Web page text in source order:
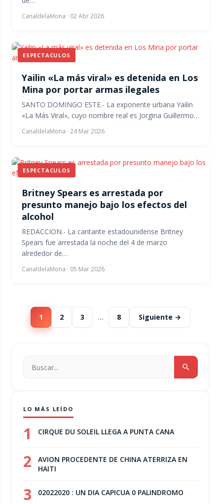
CanaldelaMona · 02 Abr 2026
ESPECTACULOS
Yailin «La más viral» es detenida en Los
Mina por portar armas ilegales
SANTO DOMINGO ESTE.- La exponente urbana Yailin
«La Más Viral», cuyo nombre real es Jorgina Guillermo…
CanaldelaMona · 24 Mar 2026
ESPECTACULOS
Britney Spears es arrestada por
presunto manejo bajo los efectos del
alcohol
REDACCION.- La cantante estadounidense Britney
Spears fue arrestada la noche del 4 de marzo
alrededor de…
CanaldelaMona · 05 Mar 2026
1 2 3 … 8 Siguiente →
LO MÁS LEÍDO
1 CIRQUE DU SOLEIL LLEGA A PUNTA CANA
2
AVION PROCEDENTE DE CHINA ATERRIZA EN
HAITI
3 02022020 : UN DIA CAPICUA 0 PALINDROMO